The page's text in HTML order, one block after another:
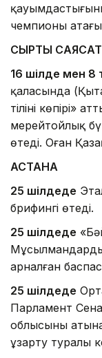
чемпионы
СЫРТҚЫ САЯСАТ
16 шілде мен 8
қаласында
тілінің көпірі»
мерейтойлық
өтеді. Оған
АСТАНА
25 шілдеде
брифингі өтеді.
25 шілдеде
арналған
25 шілдеде
Парламент
облысының
ұзарту туралы